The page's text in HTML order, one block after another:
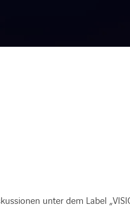
unter dem Label